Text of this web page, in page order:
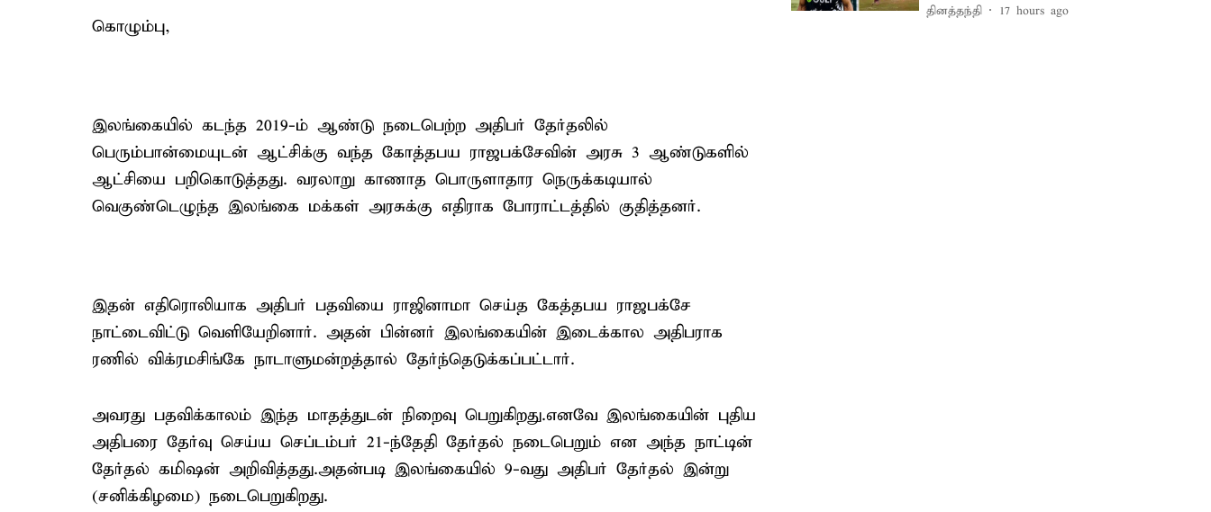
கொழும்பு,
இலங்கையில் கடந்த 2019-ம் ஆண்டு நடைபெற்ற அதிபர் தேர்தலில்
பெரும்பான்மையுடன் ஆட்சிக்கு வந்த கோத்தபய ராஜபக்சேவின் அரசு 3 ஆண்டுகளில்
ஆட்சியை பறிகொடுத்தது. வரலாறு காணாத பொருளாதார நெருக்கடியால்
வெகுண்டெழுந்த இலங்கை மக்கள் அரசுக்கு எதிராக போராட்டத்தில் குதித்தனர்.
இதன் எதிரொலியாக அதிபர் பதவியை ராஜினாமா செய்த கேத்தபய ராஜபக்சே
நாட்டைவிட்டு வெளியேறினார். அதன் பின்னர் இலங்கையின் இடைக்கால அதிபராக
ரணில் விக்ரமசிங்கே நாடாளுமன்றத்தால் தேர்ந்தெடுக்கப்பட்டார்.
அவரது பதவிக்காலம் இந்த மாதத்துடன் நிறைவு பெறுகிறது.எனவே இலங்கையின் புதிய
அதிபரை தேர்வு செய்ய செப்டம்பர் 21-ந்தேதி தேர்தல் நடைபெறும் என அந்த நாட்டின்
தேர்தல் கமிஷன் அறிவித்தது.அதன்படி இலங்கையில் 9-வது அதிபர் தேர்தல் இன்று
(சனிக்கிழமை) நடைபெறுகிறது.
தினத்தந்தி 17 hours ago